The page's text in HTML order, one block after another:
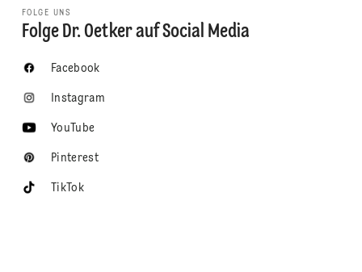
FOLGE UNS
Folge Dr. Oetker auf Social Media
Facebook
Instagram
YouTube
Pinterest
TikTok